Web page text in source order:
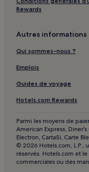
Rewards
Autres informations
Qui sommes-nous ?
Emplois
Guides de voyage
Hotels.com Rewards
Parmi les moyens de
American Express,
Electron, CartaSi, Carte
© 2026 Hotels.com, L.P.,
réservés. Hotels.com et
commerciales ou des